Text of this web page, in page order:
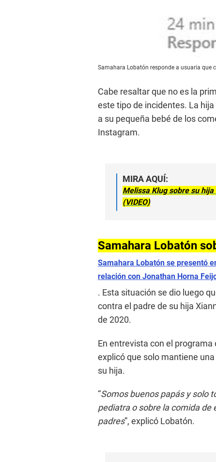
Samahara Lobatón responde a usuaria que
Cabe resaltar que no es la
este tipo de incidentes. La
a su pequeña bebé de los
Instagram.
MIRA AQUÍ:
Melissa Klug sobre su
(VIDEO)
Samahara Lobatón
Samahara Lobatón se presentó
relación con Jonathan Horna
. Esta situación se dio luego
contra el padre de su hija
de 2020.
En entrevista con el
explicó que solo mantiene una
su hija.
“Somos buenos papás y solo
pediatra o sobre la comida de
padres”, explicó Lobatón.